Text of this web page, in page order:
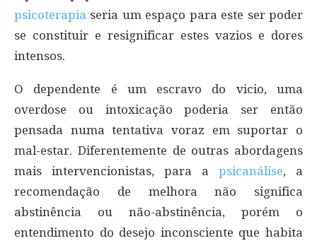
psicoterapia seria um espaço para este ser poder
se constituir e resignificar estes vazios e dores
intensos.
O dependente é um escravo do vicio, uma
overdose ou intoxicação poderia ser então
pensada numa tentativa voraz em suportar o
mal-estar. Diferentemente de outras abordagens
mais intervencionistas, para a psicanálise, a
recomendação de melhora não significa
abstinência ou não-abstinência, porém o
entendimento do desejo inconsciente que habita